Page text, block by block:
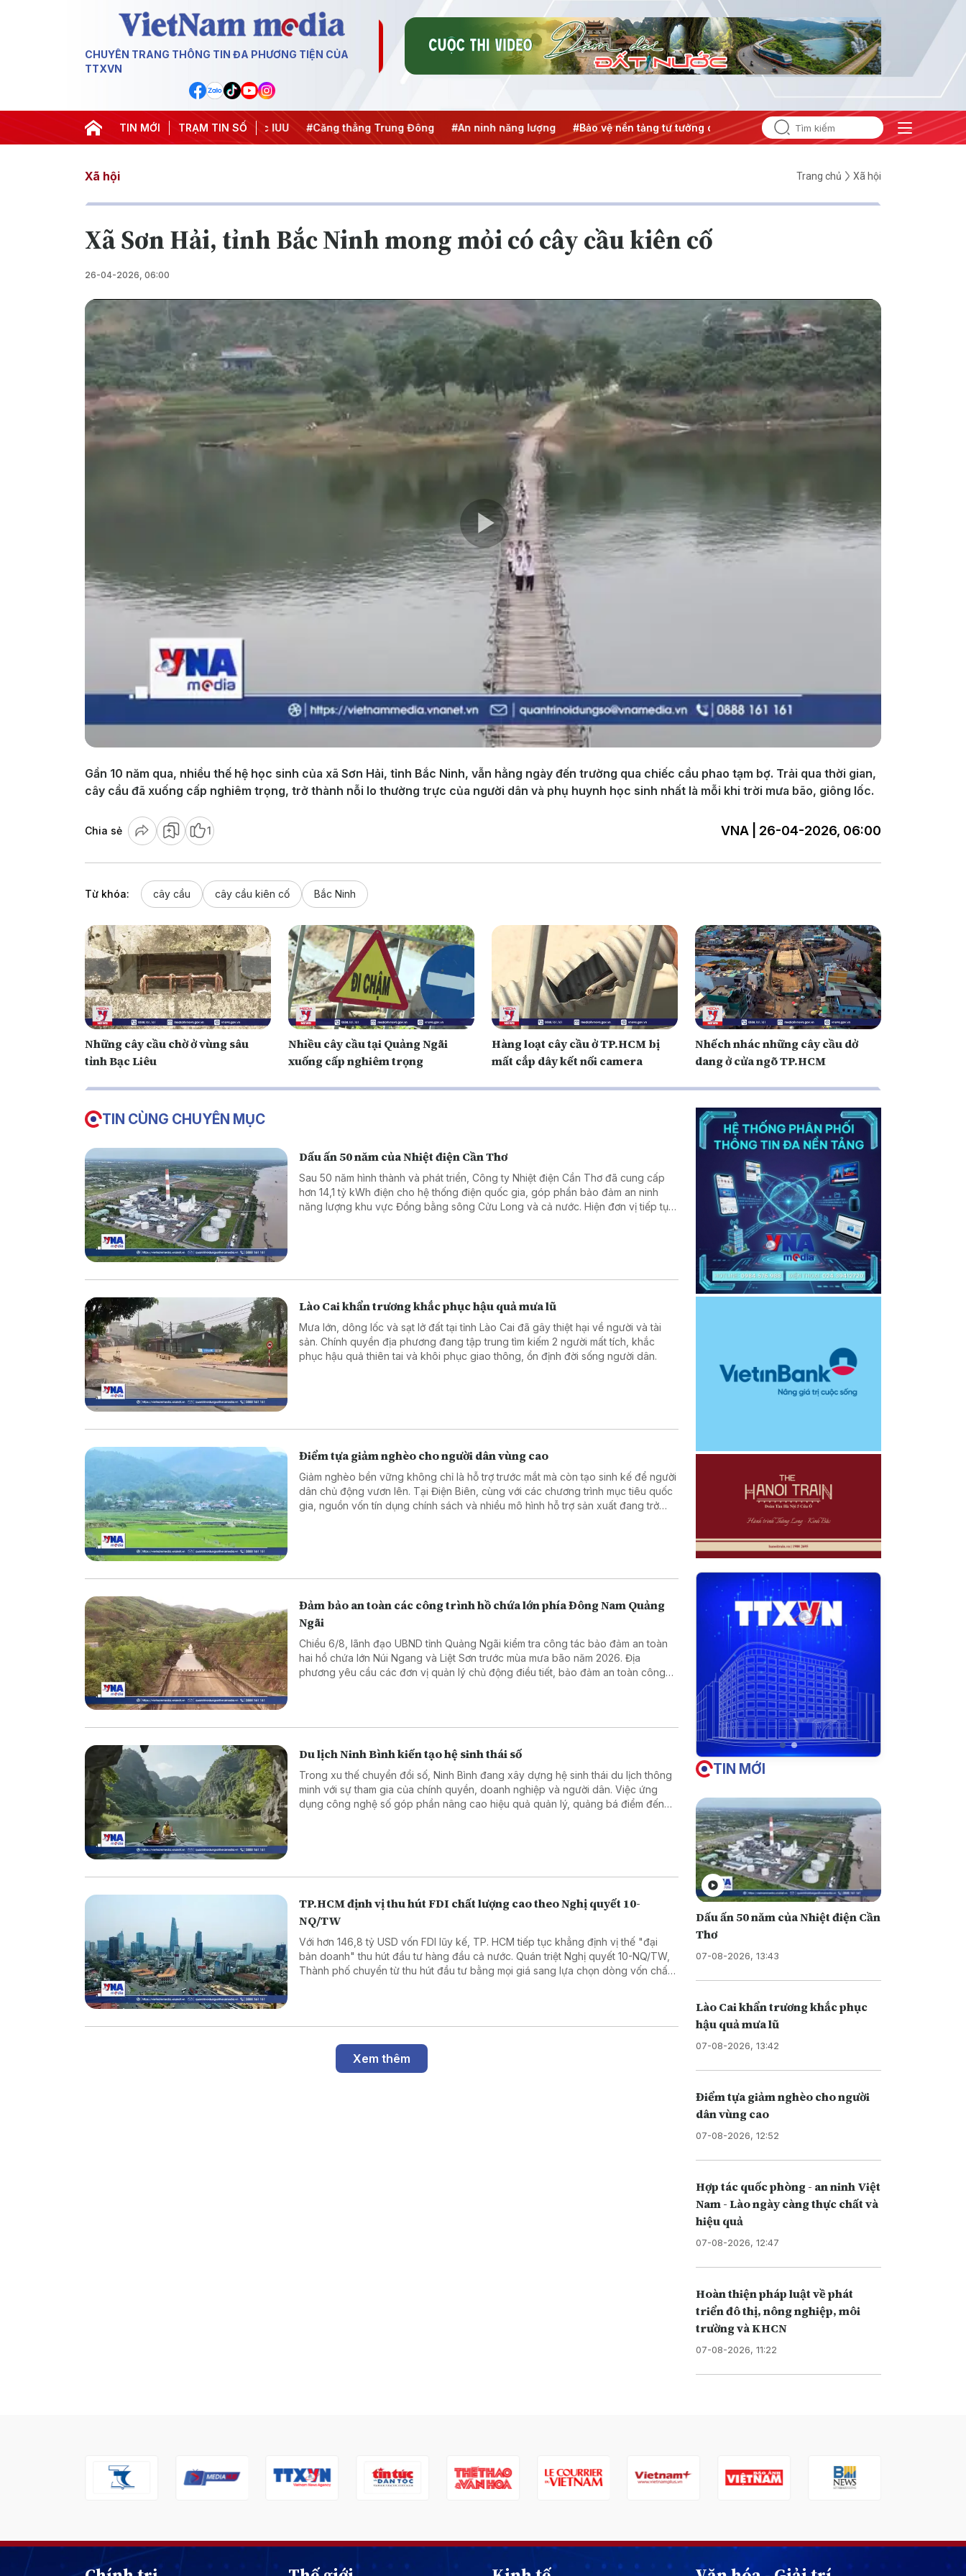
CHUYÊN TRANG THÔNG TIN ĐA PHƯƠNG TIỆN CỦA
TTXVN
TIN MỚI TRẠM TIN SỐ
dịch 500 ngày đêm #Chống khai thác IUU #Căng thẳng Trung Đông #An ninh năng lượng #Bảo vệ nền tảng tư tưởng của Đảng #Hội nghị Trung ương 3
Xã hội Trang chủ Xã hội
Xã Sơn Hải, tỉnh Bắc Ninh mong mỏi có cây cầu kiên cố
26-04-2026, 06:00
Play
Video
Gần 10 năm qua, nhiều thế hệ học sinh của xã Sơn Hải, tỉnh Bắc Ninh, vẫn hằng ngày đến trường qua chiếc cầu phao tạm bợ. Trải qua thời gian,
cây cầu đã xuống cấp nghiêm trọng, trở thành nỗi lo thường trực của người dân và phụ huynh học sinh nhất là mỗi khi trời mưa bão, giông lốc.
Chia sẻ 1 VNA | 26-04-2026, 06:00
Từ khóa: cây cầu cây cầu kiên cố Bắc Ninh
Những cây cầu chờ ở vùng sâu
tỉnh Bạc Liêu
Nhiều cây cầu tại Quảng Ngãi
xuống cấp nghiêm trọng
Hàng loạt cây cầu ở TP.HCM bị
mất cắp dây kết nối camera
Nhếch nhác những cây cầu dở
dang ở cửa ngõ TP.HCM
TIN CÙNG CHUYÊN MỤC
Dấu ấn 50 năm của Nhiệt điện Cần Thơ
Sau 50 năm hình thành và phát triển, Công ty Nhiệt điện Cần Thơ đã cung cấp
hơn 14,1 tỷ kWh điện cho hệ thống điện quốc gia, góp phần bảo đảm an ninh
năng lượng khu vực Đồng bằng sông Cửu Long và cả nước. Hiện đơn vị tiếp tục
Lào Cai khẩn trương khắc phục hậu quả mưa lũ
Mưa lớn, dông lốc và sạt lở đất tại tỉnh Lào Cai đã gây thiệt hại về người và tài
sản. Chính quyền địa phương đang tập trung tìm kiếm 2 người mất tích, khắc
phục hậu quả thiên tai và khôi phục giao thông, ổn định đời sống người dân.
Điểm tựa giảm nghèo cho người dân vùng cao
Giảm nghèo bền vững không chỉ là hỗ trợ trước mắt mà còn tạo sinh kế để người
dân chủ động vươn lên. Tại Điện Biên, cùng với các chương trình mục tiêu quốc
gia, nguồn vốn tín dụng chính sách và nhiều mô hình hỗ trợ sản xuất đang trở
Đảm bảo an toàn các công trình hồ chứa lớn phía Đông Nam Quảng
Ngãi
Chiều 6/8, lãnh đạo UBND tỉnh Quảng Ngãi kiểm tra công tác bảo đảm an toàn
hai hồ chứa lớn Núi Ngang và Liệt Sơn trước mùa mưa bão năm 2026. Địa
phương yêu cầu các đơn vị quản lý chủ động điều tiết, bảo đảm an toàn công
Du lịch Ninh Bình kiến tạo hệ sinh thái số
Trong xu thế chuyển đổi số, Ninh Bình đang xây dựng hệ sinh thái du lịch thông
minh với sự tham gia của chính quyền, doanh nghiệp và người dân. Việc ứng
dụng công nghệ số góp phần nâng cao hiệu quả quản lý, quảng bá điểm đến
TP.HCM định vị thu hút FDI chất lượng cao theo Nghị quyết 10-
NQ/TW
Với hơn 146,8 tỷ USD vốn FDI lũy kế, TP. HCM tiếp tục khẳng định vị thế "đại
bản doanh" thu hút đầu tư hàng đầu cả nước. Quán triệt Nghị quyết 10-NQ/TW,
Thành phố chuyển từ thu hút đầu tư bằng mọi giá sang lựa chọn dòng vốn chất
Xem thêm
TIN MỚI
Dấu ấn 50 năm của Nhiệt điện Cần
Thơ
07-08-2026, 13:43
Lào Cai khẩn trương khắc phục
hậu quả mưa lũ
07-08-2026, 13:42
Điểm tựa giảm nghèo cho người
dân vùng cao
07-08-2026, 12:52
Hợp tác quốc phòng - an ninh Việt
Nam - Lào ngày càng thực chất và
hiệu quả
07-08-2026, 12:47
Hoàn thiện pháp luật về phát
triển đô thị, nông nghiệp, môi
trường và KHCN
07-08-2026, 11:22